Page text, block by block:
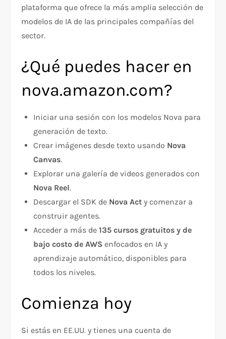
plataforma que ofrece la más amplia selección de
modelos de IA de las principales compañías del
sector.
¿Qué puedes hacer en
nova.amazon.com?
Iniciar una sesión con los modelos Nova para
generación de texto.
Crear imágenes desde texto usando Nova
Canvas.
Explorar una galería de videos generados con
Nova Reel.
Descargar el SDK de Nova Act y comenzar a
construir agentes.
Acceder a más de135 cursos gratuitos y de
bajo costo de AWS enfocados en IA y
aprendizaje automático, disponibles para
todos los niveles.
Comienza hoy
Si estás en EE.UU. y tienes una cuenta de